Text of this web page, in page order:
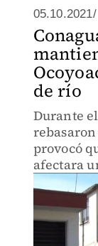
05.10.2021/
de río
Durante
provocó
afectara